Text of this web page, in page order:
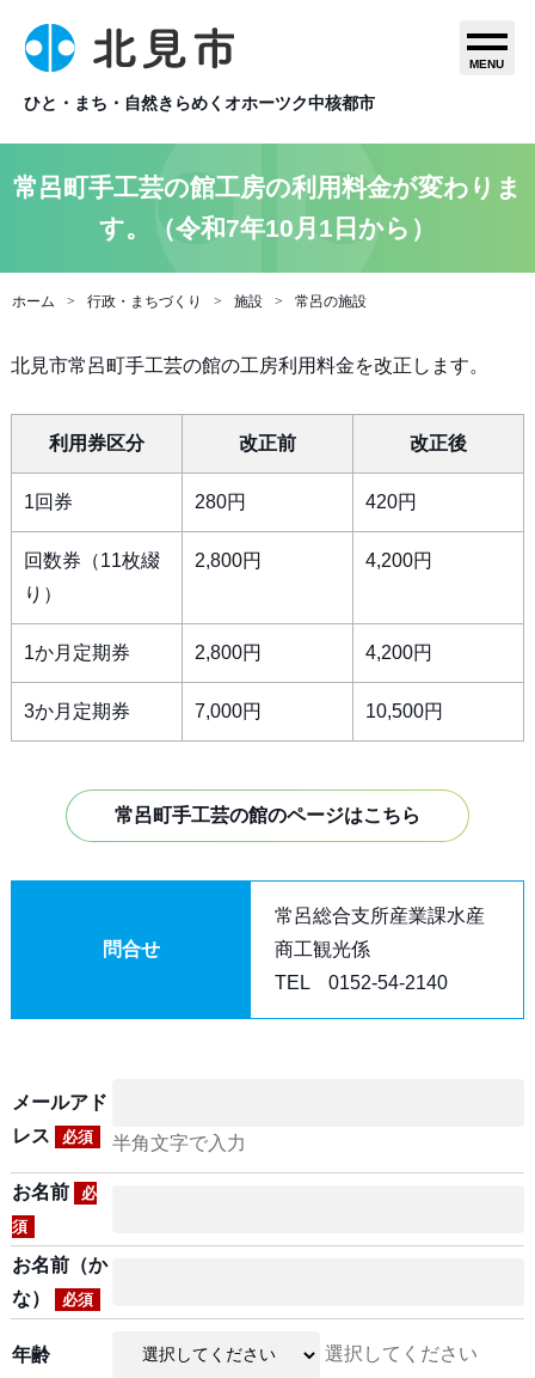
ひと・まち・自然きらめくオホーツク中核都市
MENU
常呂町手工芸の館工房の利用料金が変わりま
す。（令和7年10月1日から）
ホーム 行政・まちづくり 施設 常呂の施設
北見市常呂町手工芸の館の工房利用料金を改正します。
利用券区分 改正前 改正後
1回券 280円 420円
回数券（11枚綴
り）
2,800円 4,200円
1か月定期券 2,800円 4,200円
3か月定期券 7,000円 10,500円
常呂町手工芸の館のページはこちら
問合せ
常呂総合支所産業課水産
商工観光係
TEL 0152-54-2140
メールアド
レス
必須 半角文字で入力
お名前
必
須
お名前（か
な）
必須
年齢 選択してください